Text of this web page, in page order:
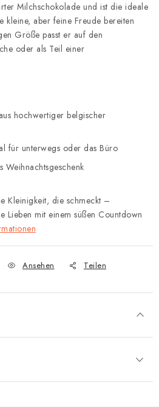
Milchschokolade und ist die ideale
aber feine Freude bereiten
Größe passt er auf den
oder als Teil einer
hochwertiger belgischer
für unterwegs oder das Büro
Weihnachtsgeschenk
Kleinigkeit, die schmeckt –
Lieben mit einem süßen Countdown
Ansehen Teilen